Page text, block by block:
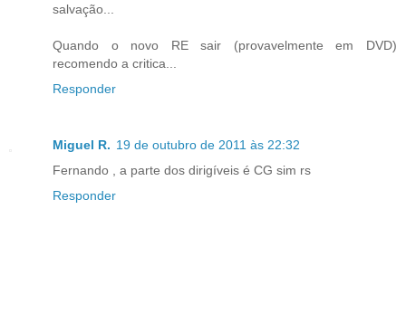
salvação...
Quando o novo RE sair (provavelmente em DVD)
recomendo a critica...
Responder
Miguel R. 19 de outubro de 2011 às 22:32
Fernando , a parte dos dirigíveis é CG sim rs
Responder